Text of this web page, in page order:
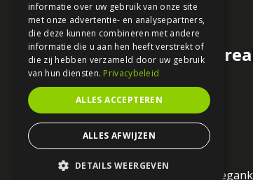
informatie over uw gebruik van onze site
met onze advertentie- en analysepartners,
die deze kunnen combineren met andere
informatie die u aan hen heeft verstrekt of
die zij hebben verzameld door uw gebruik
van hun diensten. Privacybeleid
ALLES ACCEPTEREN
ALLES AFWIJZEN
DETAILS WEERGEVEN